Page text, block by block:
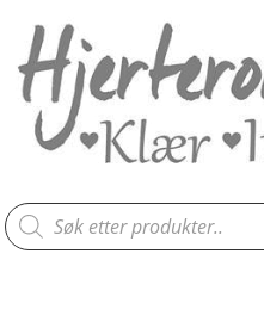
Products
search